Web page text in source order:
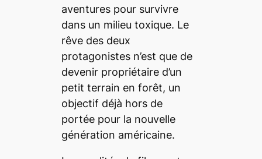
aventures pour survivre
dans un milieu toxique. Le
rêve des deux
protagonistes n’est que de
devenir propriétaire d’un
petit terrain en forêt, un
objectif déjà hors de
portée pour la nouvelle
génération américaine.